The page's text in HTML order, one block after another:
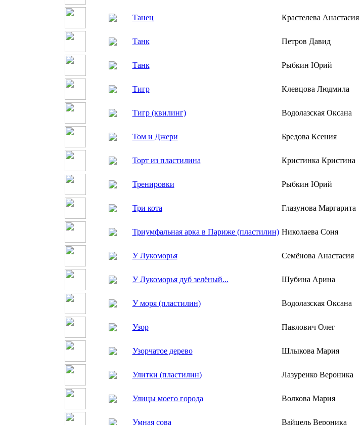
Танец Крастелева Анастасия
Танк Петров Давид
Танк Рыбкин Юрий
Тигр Клевцова Людмила
Тигр (квилинг) Водолазская Оксана
Том и Джери Бредова Ксения
Торт из пластилина Кристинка Кристина
Тренировки Рыбкин Юрий
Три кота Глазунова Маргарита
Триумфальная арка в Париже (пластилин) Николаева Соня
У Лукоморья Семёнова Анастасия
У Лукоморья дуб зелёный... Шубина Арина
У моря (пластилин) Водолазская Оксана
Узор Павлович Олег
Узорчатое дерево Шлыкова Мария
Улитки (пластилин) Лазуренко Вероника
Улицы моего города Волкова Мария
Умная сова Вайцель Вероника